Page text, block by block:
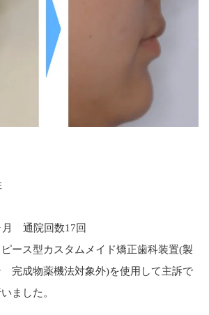
月 通院回数17回
ピース型カスタムメイド矯正歯科装置(製
完成物薬機法対象外)を使用して主訴で
ました。